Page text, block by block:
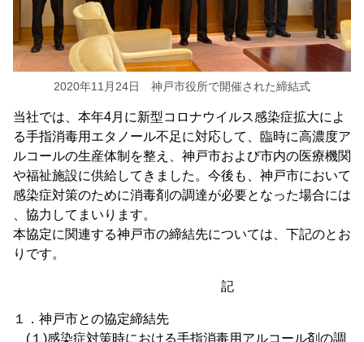
2020年11月24日 神戸市役所で開催された締結式
当社では、本年4月に新型コロナウイルス感染症拡大によ
る手指消毒用エタノール不足に対応して、臨時に高濃度ア
ルコールの生産体制を整え、神戸市および市内の医療機関
や福祉施設に供給してきました。今後も、神戸市において
感染症対策のために消毒剤の調達が必要となった場合には
、協力してまいります。
本協定に関連する神戸市の締結先については、下記のとお
りです。
記
１．神戸市との協定締結先
(１)感染症対策時における手指消毒用アルコール剤の調